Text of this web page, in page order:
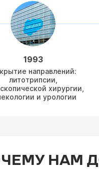
1993
направлений:
литотрипсии,
хирургии,
и урологии
НАМ